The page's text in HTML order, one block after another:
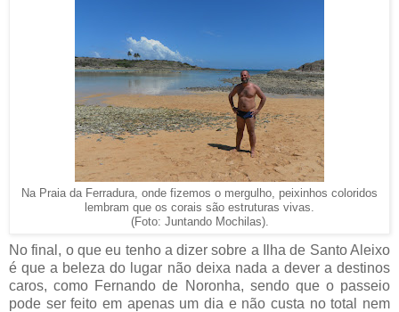
Na Praia da Ferradura, onde fizemos o mergulho, peixinhos coloridos
lembram que os corais são estruturas vivas.
(Foto: Juntando Mochilas).
No final, o que eu tenho a dizer sobre a Ilha de Santo Aleixo
é que a beleza do lugar não deixa nada a dever a destinos
caros, como Fernando de Noronha, sendo que o passeio
pode ser feito em apenas um dia e não custa no total nem